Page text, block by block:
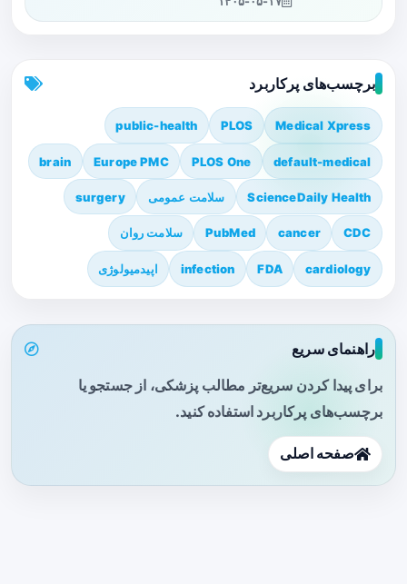
برچسب‌های پرکاربرد
Medical Xpress
PLOS
public-health
default-medical
PLOS One
Europe PMC
brain
ScienceDaily Health سلامت عمومی surgery
CDC
cancer
PubMed سلامت روان
cardiology
FDA
infection اپیدمیولوژی
راهنمای سریع
برای پیدا کردن سریع‌تر مطالب پزشکی، از جستجو یا
برچسب‌های پرکاربرد استفاده کنید.
صفحه اصلی